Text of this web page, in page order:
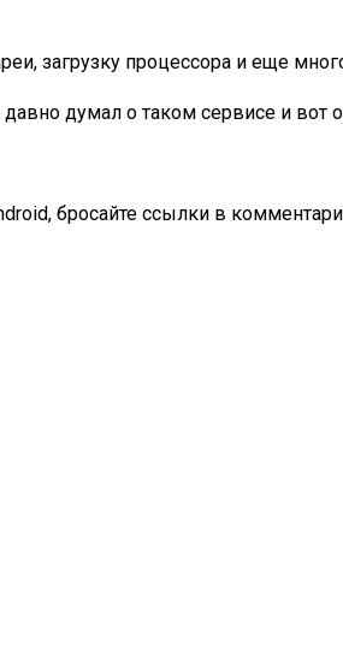
загрузку процессора и еще
думал о таком сервисе и вот
бросайте ссылки в